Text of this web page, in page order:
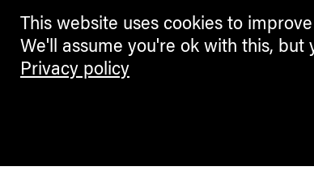
This website uses cookies to
We'll assume you're ok with this, but
Privacy policy